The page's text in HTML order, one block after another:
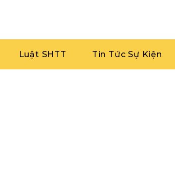
Luật SHTT Tin Tức Sự Kiện